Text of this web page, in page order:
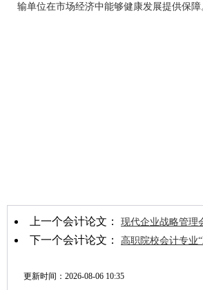
输单位在市场经济中能够健康发展提供保障
上一个会计论文： 现代企业战略管理
下一个会计论文： 高职院校会计专业
更新时间： 2026-08-06 10:35